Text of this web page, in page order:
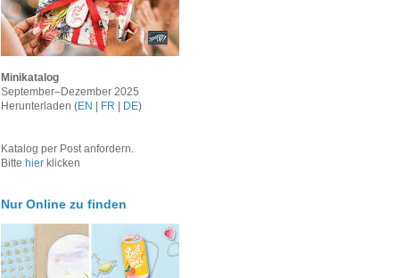
Minikatalog
September–Dezember 2025
Herunterladen (EN FR DE)
Katalog per Post anfordern.
Bitte hier klicken
Nur Online zu finden